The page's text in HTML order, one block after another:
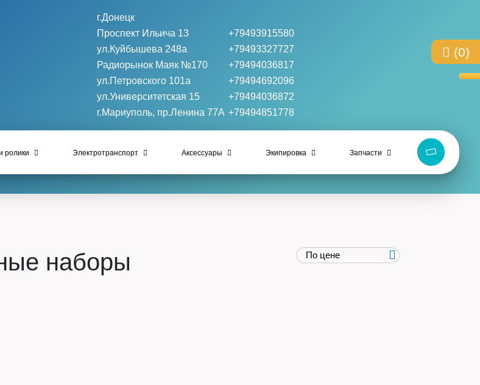
г.Донецк
Проспект Ильича 13
+79493915580
ул.Куйбышева 248а
+79493327727
Радиорынок Маяк №170
+79494036817
ул.Петровского 101a
+79494692096
ул.Университетская 15
+79494036872
г.Мариуполь, пр.Ленина 77А +79494851778
ролики Электротранспорт Аксессуары Экипировка Запчасти
(0)
наборы